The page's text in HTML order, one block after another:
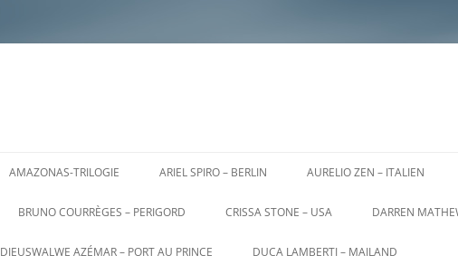
AMAZONAS-TRILOGIE ARIEL SPIRO – BERLIN AURELIO ZEN – ITALIEN
BRUNO COURRÈGES – PERIGORD CRISSA STONE – USA DARREN
DIEUSWALWE AZÉMAR – PORT AU PRINCE DUCA LAMBERTI – MAILAND